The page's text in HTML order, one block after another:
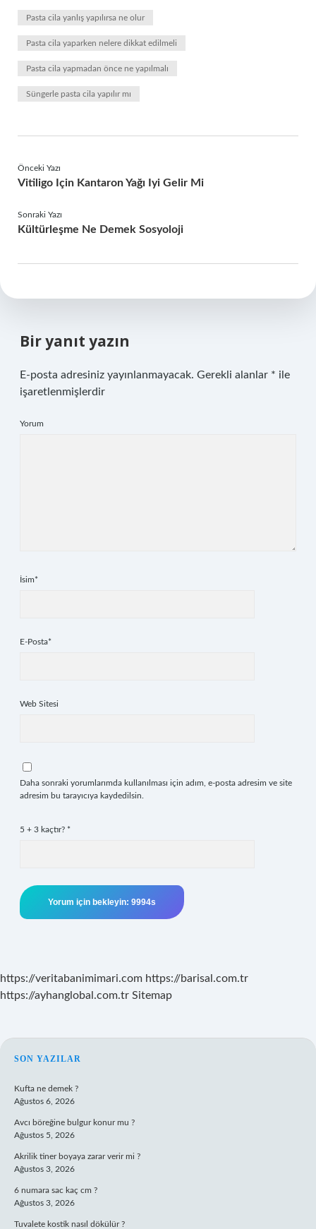
Pasta cila yanlış yapılırsa ne olur
Pasta cila yaparken nelere dikkat edilmeli
Pasta cila yapmadan önce ne yapılmalı
Süngerle pasta cila yapılır mı
Önceki Yazı
Vitiligo Için Kantaron Yağı Iyi Gelir Mi
Sonraki Yazı
Kültürleşme Ne Demek Sosyoloji
Bir yanıt yazın
E-posta adresiniz yayınlanmayacak. Gerekli alanlar * ile
işaretlenmişlerdir
Yorum
İsim*
E-Posta*
Web Sitesi
Daha sonraki yorumlarımda kullanılması için adım, e-posta adresim ve site
adresim bu tarayıcıya kaydedilsin.
5 + 3 kaçtır? *
https://veritabanimimari.com https://barisal.com.tr
https://ayhanglobal.com.tr Sitemap
SIDEBAR
SON YAZILAR
Kufta ne demek ?
Ağustos 6, 2026
Avcı böreğine bulgur konur mu ?
Ağustos 5, 2026
Akrilik tiner boyaya zarar verir mi ?
Ağustos 3, 2026
6 numara sac kaç cm ?
Ağustos 3, 2026
Tuvalete kostik nasıl dökülür ?